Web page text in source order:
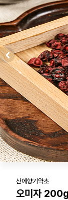
산에향기약초
오미자